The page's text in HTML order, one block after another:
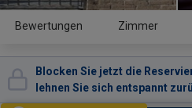
Bewertungen Zimmer
Blocken Sie jetzt die
lehnen Sie sich entspannt